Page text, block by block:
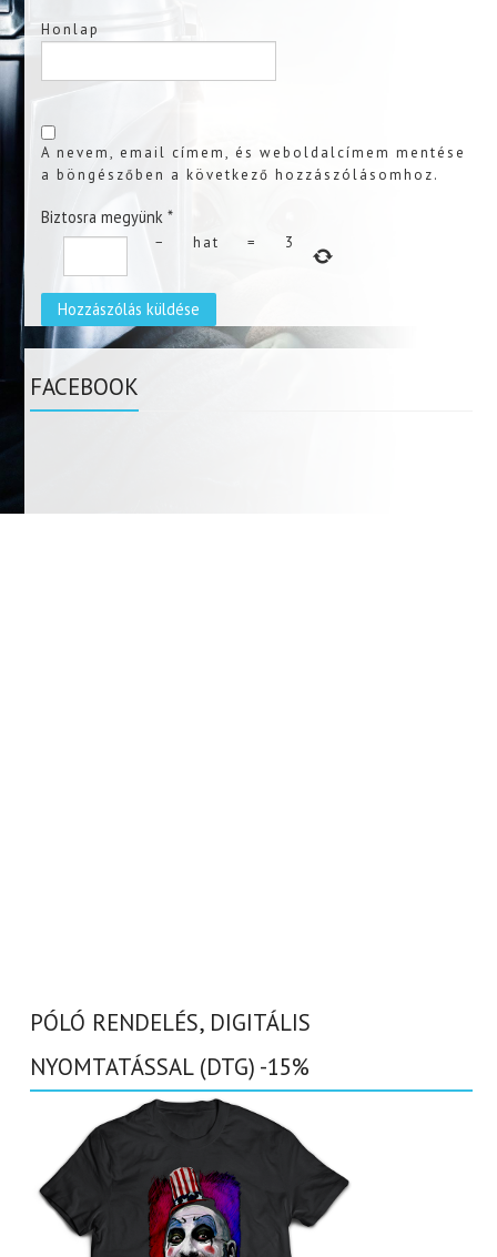
Honlap
A nevem, email címem, és weboldalcímem mentése
a böngészőben a következő hozzászólásomhoz.
Biztosra megyünk *
− hat = 3
FACEBOOK
PÓLÓ RENDELÉS, DIGITÁLIS
NYOMTATÁSSAL (DTG) -15%